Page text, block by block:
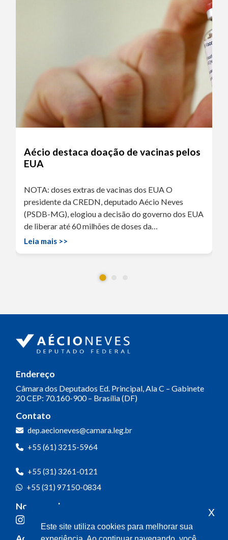
Aécio destaca doação de vacinas pelos
EUA
NOTA: doses extras de vacinas dos EUA O
presidente da CREDN, deputado Aécio Neves
(PSDB-MG), elogiou a decisão do governo dos EUA
de liberar até 60 milhões de doses da…
Leia mais >>
Endereço
Câmara dos Deputados Ed. Principal, Ala C – Gabinete
20CEP: 70.160-900 – Brasília (DF)
Contato
dep.aecioneves@camara.leg.br
+55 (61) 3215-5964
+55 (31) 3261-0121
+55 (31) 97150-0834
Nossas redes
Este site utiliza cookies para melhorar sua
x